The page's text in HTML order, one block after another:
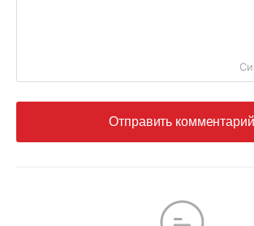
Отправить комментарий